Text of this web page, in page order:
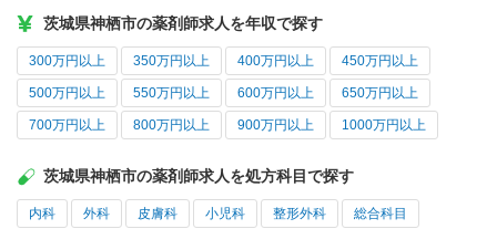
茨城県神栖市の薬剤師求人を年収で探す
300万円以上 350万円以上 400万円以上 450万円以上
500万円以上 550万円以上 600万円以上 650万円以上
700万円以上 800万円以上 900万円以上 1000万円以上
茨城県神栖市の薬剤師求人を処方科目で探す
内科 外科 皮膚科 小児科 整形外科 総合科目